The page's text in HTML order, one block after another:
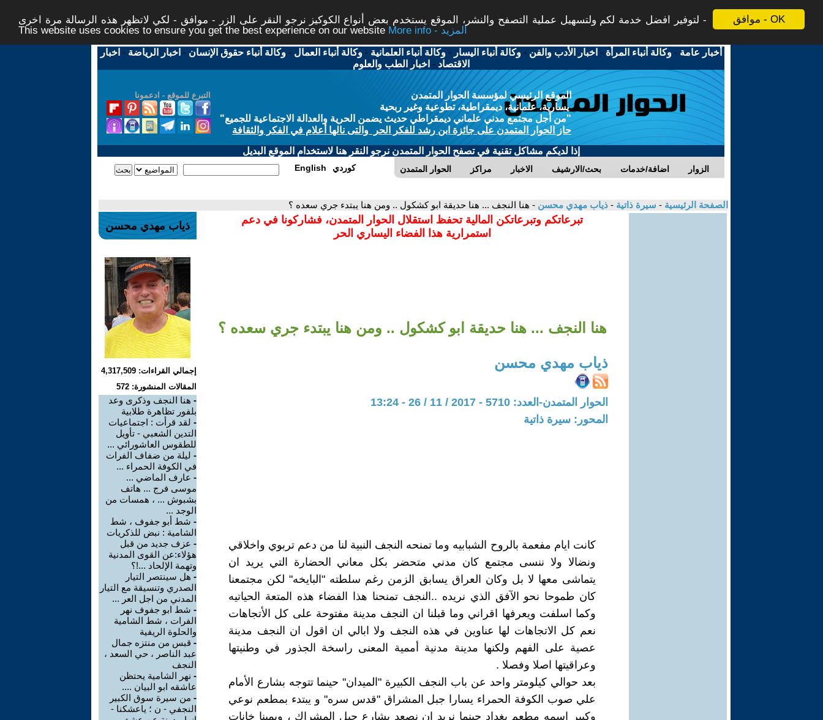
موافق - OK
لتوفير افضل خدمة لكم ولتسهيل عملية التصفح والنشر، الموقع يستخدم بعض أنواع الكوكيز نرجو النقر على الزر - موافق - لكي لاتظهر هذه الرسالة مرة اخرى -
This website uses cookies to ensure you get the best experience on our website
More info - المزيد
أخبار عامة -وكالة أنباء المرأة - اخبار الأدب والفن -وكالة أنباء اليسار -وكالة أنباء العلمانية -وكالة أنباء العمال -وكالة أنباء حقوق الإنسان - اخبار الرياضة - اخبار
الاقتصاد - اخبار الطب والعلوم
التبرع للموقع - ادعمونا
الموقع الرئيسي لمؤسسة الحوار المتمدن
يسارية، علمانية، ديمقراطية، تطوعية وغير ربحية
"من أجل مجتمع مدني علماني ديمقراطي حديث يضمن الحرية والعدالة الاجتماعية للجميع"
حاز الحوار المتمدن على جائزة ابن رشد للفكر الحر والتى نالها أعلام في الفكر والثقافة
إذا لديكم مشاكل تقنية في تصفح الحوار المتمدن نرجو النقر هنا لاستخدام الموقع البديل
الحوار المتمدن مراكز الاخبار بحث/الارشيف اضافة/خدمات الزوار English كوردي
الصفحة الرئيسية - سيرة ذاتية - ذياب مهدي محسن - هنا النجف ... هنا حديقة ابو كشكول .. ومن هنا يبتدء جري سعده ؟
تبرعاتكم وتبرعاتكن المالية تحفظ استقلال الحوار المتمدن، فشاركونا في دعم
استمرارية هذا الفضاء اليساري الحر
هنا النجف ... هنا حديقة ابو كشكول .. ومن هنا يبتدء جري سعده ؟
ذياب مهدي محسن
الحوار المتمدن-العدد: 5710 - 2017 / 11 / 26 - 13:24
المحور: سيرة ذاتية
كانت ايام مفعمة بالروح الشبابيه وما تمنحه النجف النبية لنا من دعم تربوي واخلاقي
ونضالا ولا ننسى مجتمع كان مدني متحضر بكل معاني الحضارة التي يريد ان
يتماشى معها لا بل وكان العراق يسابق الزمن رغم سلطته "البايخه" لكن مجتمعنا
كان طموحا نحو الآفق الذي نريده ..النجف تمنحنا هذا الفضاء هذه المتعة الحياتيه
وكما اسلفت ويعرفها اقراني وما قبلنا ان النجف مدينة مفتوحة على كل الأتجاهات
نعم كل الاتجاهات لها عناوين في هذه النجف ولا ابالي ان اقول ان النجف مدينة
عصية على الفهم ولكنها مدينة مدنية أممية المعنى راسخة الجذور في وطنيتها
وعراقيتها اصلا وفصلا .
بعد حوالي كيلومتر واحد عن باب النجف الكبيرة "الميدان" حينما تتوجه بشارع الأمام
علي صوب الكوفة الحمراء يسارا جبل المشراق "قدس سره" و يبتدء بمطعم نوعي
وكبير اسمه مطعم بغداد حينما نريد ان نصعد بشارع جبل المشراك ، ويمينا خانات
ذياب مهدي محسن
إجمالي القراءات: 4,317,509
المقالات المنشورة: 572
- هنا النجف وذكرى وعد
بلفور تظاهرة طلابية
- لقد قرأت : اجتماعيات
التدين الشعبي - تأويل
للطقوس العاشورائي ...
- ليلة من ضفاف الفرات
في الكوفة الحمراء ...
- عارف الماضي ...
موسى فرج ... هاتف
بشبوش ... ، همسات من
الوجد ...
- شط أبو جفوف ، شط
الشامية : نبض للذكريات
- عزف جديد من قبل
هؤلاء:عن القوى المدنية
وتهمة الإلحاد ...!؟
- هل سينتصر التيار
الصدري وتنسيقة مع التيار
المدني من اجل العر ...
- شط ابو جفوف نهر
الفرات ، شط الشامية
والحلوة الريفية
- قبس من منتزه جمال
عبد الناصر ، حي السعد ،
النجف
- نهر الشامية يحتظن
عاشقه ابو البيان ....
- من سيرة سوق الكبير
النجفي - ن ؛ ياعشكنا -